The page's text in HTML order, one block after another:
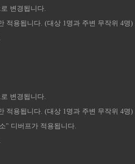
변경됩니다.
적용됩니다. (대상 1명과 주변 무작위 4명)
변경됩니다.
적용됩니다. (대상 1명과 주변 무작위 4명)
" 디버프가 적용됩니다.